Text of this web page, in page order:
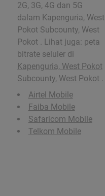
2G, 3G, 4G dan 5G
dalam Kapenguria, West
Pokot Subcounty, West
Pokot . Lihat juga: peta
bitrate seluler di
Kapenguria, West Pokot
Subcounty, West Pokot.
Airtel Mobile
Faiba Mobile
Safaricom Mobile
Telkom Mobile